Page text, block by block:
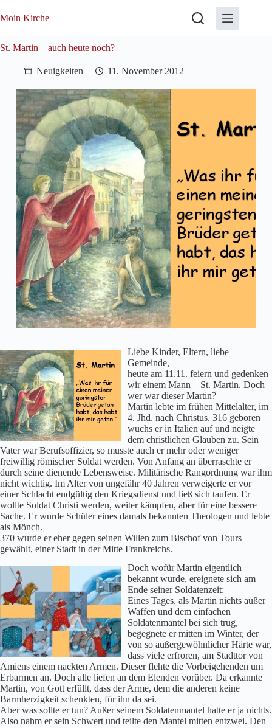
Inhalt
Moin Kirche
St. Martin – auch heute noch?
Neuigkeiten 11. November 2012
Liebe Kinder, Eltern, liebe
Gemeinde,
heute am 11.11. feiern und gedenken
wir einem Mann – St. Martin. Doch
wer war dieser Martin?
Martin lebte im frühen Mittelalter, im
4. Jhd. nach Christus. 316 geboren
wuchs er in Italien auf und neigte
dem christlichen Glauben zu. Sein
Vater war Berufsoffizier, so musste auch er mehr oder weniger
freiwillig römischer Soldat werden. Von Anfang an überraschte er
durch seine dienende Lebensweise. Militärische Rangordnung war ihm
nicht wichtig. Im Alter von ungefähr 40 Jahren verweigerte er vor
einer Schlacht endgültig den Kriegsdienst und ließ sich taufen. Er
wollte Soldat Christi werden, weiter kämpfen, aber für eine bessere
Sache. Er wurde Schüler eines damals bekannten Theologen und lebte
als Mönch.
370 wurde er eher gegen seinen Willen zum Bischof von Tours
gewählt, einer Stadt in der Mitte Frankreichs.
Doch wofür Martin eigentlich
bekannt wurde, ereignete sich am
Ende seiner Soldatenzeit:
Eines Tages, als Martin nichts außer
Waffen und dem einfachen
Soldatenmantel bei sich trug,
begegnete er mitten im Winter, der
von so außergewöhnlicher Härte war,
dass viele erfroren, am Stadttor von
Amiens einem nackten Armen. Dieser flehte die Vorbeigehenden um
Erbarmen an. Doch alle liefen an dem Elenden vorüber. Da erkannte
Martin, von Gott erfüllt, dass der Arme, dem die anderen keine
Barmherzigkeit schenkten, für ihn da sei.
Aber was sollte er tun? Außer seinem Soldatenmantel hatte er ja nichts.
Also nahm er sein Schwert und teilte den Mantel mitten entzwei. Den